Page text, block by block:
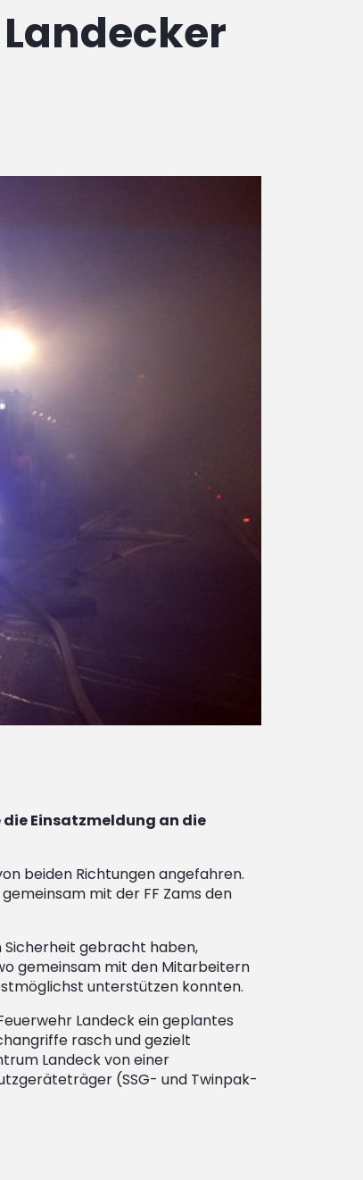
die Einsatzmeldung an die
beiden Richtungen angefahren.
mit der FF Zams den
Sicherheit gebracht haben,
gemeinsam mit den Mitarbeitern
unterstützen konnten.
Landeck ein geplantes
rasch und gezielt
Landeck von einer
(SSG- und Twinpak-